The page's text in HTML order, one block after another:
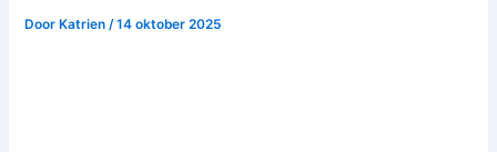
Door Katrien/14 oktober 2025